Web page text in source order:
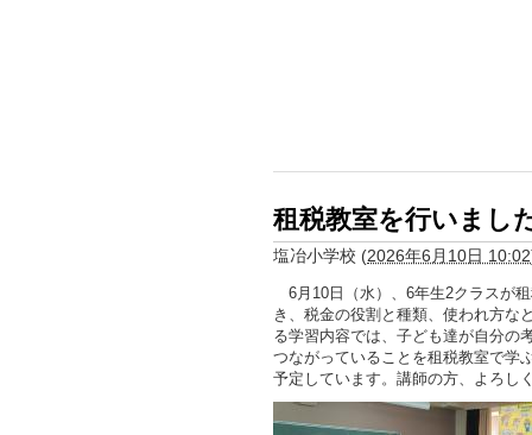
租税教室を行いまし
塩冶小学校 (2026年6月10日 10:02
6月10日（水）、6年生2クラスが
き、税金の役割と種類、使われ方な
る学習内容では、子ども達が自分の
つながっていることを租税教室で学
予定しています。講師の方、よろし